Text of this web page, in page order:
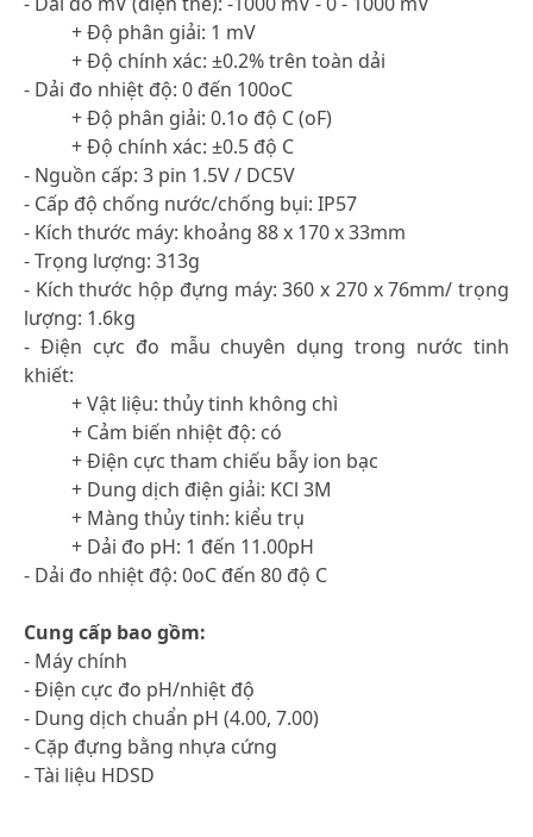
+ Độ phân giải: 1 mV
+ Độ chính xác: ±0.2% trên toàn dải
- Dải đo nhiệt độ: 0 đến 100oC
+ Độ phân giải: 0.1o độ C (oF)
+ Độ chính xác: ±0.5 độ C
- Nguồn cấp: 3 pin 1.5V / DC5V
- Cấp độ chống nước/chống bụi: IP57
- Kích thước máy: khoảng 88 x 170 x 33mm
- Trọng lượng: 313g
- Kích thước hộp đựng máy: 360 x 270 x 76mm/ trọng
lượng: 1.6kg
- Điện cực đo mẫu chuyên dụng trong nước tinh
khiết:
+ Vật liệu: thủy tinh không chì
+ Cảm biến nhiệt độ: có
+ Điện cực tham chiếu bẫy ion bạc
+ Dung dịch điện giải: KCl 3M
+ Màng thủy tinh: kiểu trụ
+ Dải đo pH: 1 đến 11.00pH
- Dải đo nhiệt độ: 0oC đến 80 độ C
Cung cấp bao gồm:
- Máy chính
- Điện cực đo pH/nhiệt độ
- Dung dịch chuẩn pH (4.00, 7.00)
- Cặp đựng bằng nhựa cứng
- Tài liệu HDSD